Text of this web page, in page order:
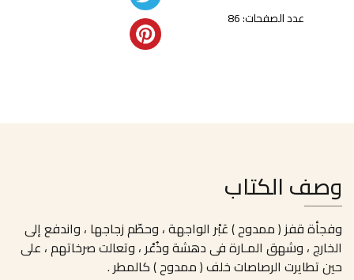
عدد الصفحات: 86
وصف الكتاب
وفجأة قفز ( ممدوح ) عَبْر الواجهة ، وحطّم زجاجها ، واندفع إلى
الخارج ، وشهق المـارة فى دهشة وذُعْر ، وتعالت صرخاتهم ، على
حين تطايرت الرصاصات خلف ( ممدوح ) كالمطر .